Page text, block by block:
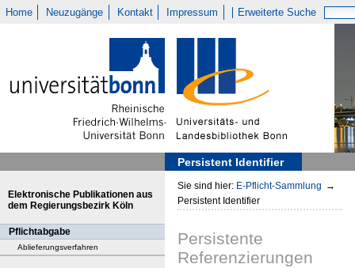
Home Neuzugänge Kontakt Impressum Erweiterte Suche
Persistent Identifier
Elektronische Publikationen aus
dem Regierungsbezirk Köln
Pflichtabgabe
Ablieferungsverfahren
Sie sind hier: E-Pflicht-Sammlung →
Persistent Identifier
Persistente
Referenzierungen